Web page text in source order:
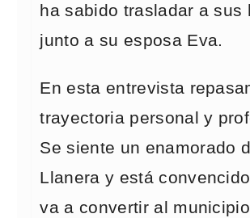
ha sabido trasladar a sus
junto a su esposa Eva.
En esta entrevista
trayectoria personal y
Se siente un enamorado
Llanera y está
va a convertir al